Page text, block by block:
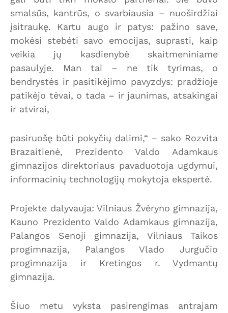
smalsūs, kantrūs, o svarbiausia – nuoširdžiai
įsitraukę. Kartu augo ir patys: pažino save,
mokėsi stebėti savo emocijas, suprasti, kaip
veikia jų kasdienybė skaitmeniniame
pasaulyje. Man tai – ne tik tyrimas, o
bendrystės ir pasitikėjimo pavyzdys: pradžioje
patikėjo tėvai, o tada – ir jaunimas, atsakingai
ir atvirai,
pasiruošę būti pokyčių dalimi,“ – sako Rozvita
Brazaitienė, Prezidento Valdo Adamkaus
gimnazijos direktoriaus pavaduotoja ugdymui,
informacinių technologijų mokytoja ekspertė.
Projekte dalyvauja: Vilniaus Žvėryno gimnazija,
Kauno Prezidento Valdo Adamkaus gimnazija,
Palangos Senoji gimnazija, Vilniaus Taikos
progimnazija, Palangos Vlado Jurgučio
progimnazija ir Kretingos r. Vydmantų
gimnazija.
Šiuo metu vyksta pasirengimas antrajam